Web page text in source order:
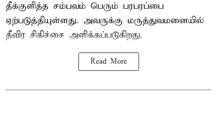
தீக்குளித்த சம்பவம் பெரும் பரபரப்பை
ஏற்படுத்தியுள்ளது. அவருக்கு மருத்துவமனையில்
தீவிர சிகிச்சை அளிக்கப்படுகிறது.
Read More